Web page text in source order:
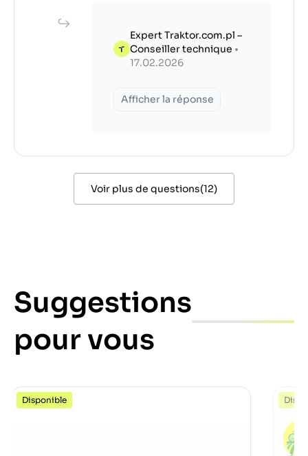
Expert Traktor.com.pl –
Conseiller technique •
17.02.2026
Afficher la réponse
Voir plus de questions(12)
Suggestions
pour vous
Disponible